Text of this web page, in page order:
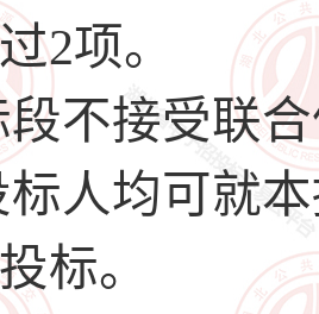
2项。
段不接受联
标人均可就
标。